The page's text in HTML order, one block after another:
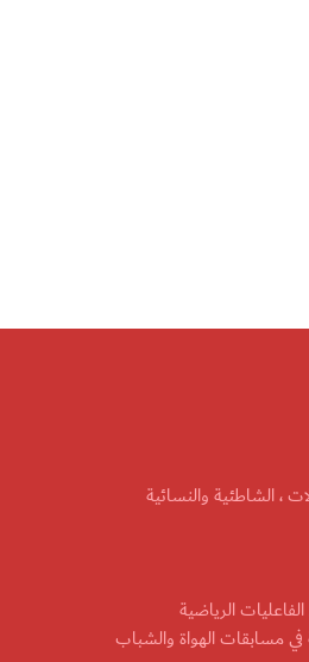
، الشاطئية والنسائية
الرياضية
مسابقات الهواة والشباب